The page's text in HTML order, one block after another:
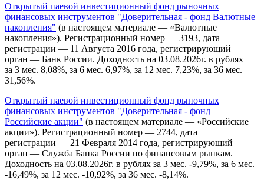
Открытый паевой инвестиционный фонд рыночных
финансовых инструментов "Доверительная - фонд Валютные
накопления" (в настоящем материале — «Валютные
накопления»). Регистрационный номер — 3193, дата
регистрации — 11 Августа 2016 года, регистрирующий
орган — Банк России. Доходность на 03.08.2026г. в рублях
за 3 мес. 8,08%, за 6 мес. 6,97%, за 12 мес. 7,23%, за 36 мес.
31,56%.
Открытый паевой инвестиционный фонд рыночных
финансовых инструментов "Доверительная - фонд
Российские акции" (в настоящем материале — «Российские
акции»). Регистрационный номер — 2744, дата
регистрации — 21 Февраля 2014 года, регистрирующий
орган — Служба Банка России по финансовым рынкам.
Доходность на 03.08.2026г. в рублях за 3 мес. -9,79%, за 6 мес.
-16,49%, за 12 мес. -10,92%, за 36 мес. -8,14%.